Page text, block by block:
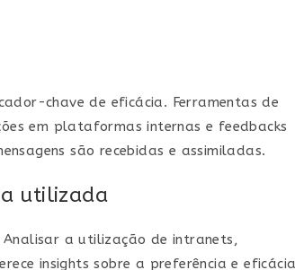
chave de eficácia. Ferramentas de
em plataformas internas e feedbacks
são recebidas e assimiladas.
utilizada
a utilização de intranets,
insights sobre a preferência e eficácia